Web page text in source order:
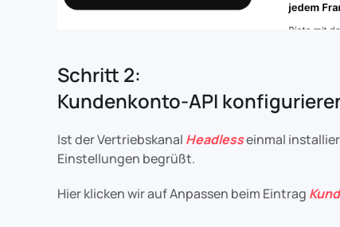
Schritt 2:
Kundenkonto-API
Ist der Vertriebskanal Headlesseinmal
Einstellungen begrüßt.
Hier klicken wir auf Anpassen beim Eintrag